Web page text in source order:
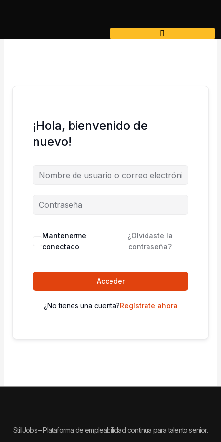
¡Hola, bienvenido de
nuevo!
Mantenerme
conectado
¿Olvidaste la
contraseña?
Acceder
¿No tienes una cuenta?Regístrate ahora
StillJobs – Plataforma de empleabilidad continua para talento senior.